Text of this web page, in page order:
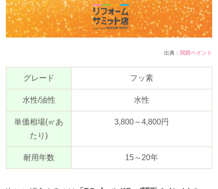
出典： 関西ペイント
グレード フッ素
水性/油性 水性
単価相場(㎡あ
たり )
3,800～4,800円
耐用年数 15～ 20年